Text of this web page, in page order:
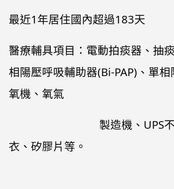
最近1年居住國內超過183天
醫療輔具項目：電動拍痰器、抽
相陽壓呼吸輔助器(Bi-PAP)、單
氧機、氧氣
製造機、UPS不斷電
衣、矽膠片等。